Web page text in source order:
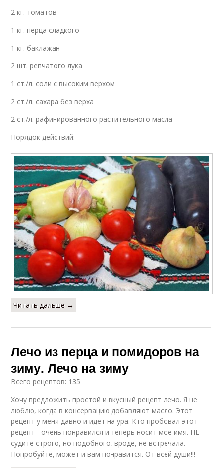
2 кг. томатов
1 кг. перца сладкого
1 кг. баклажан
2 шт. репчатого лука
1 ст./л. соли с высоким верхом
2 ст./л. сахара без верха
2 ст./л. рафинированного растительного масла
Порядок действий:
Читать дальше →
Лечо из перца и помидоров на
зиму. Лечо на зиму
Всего рецептов: 135
Хочу предложить простой и вкусный рецепт лечо. Я не
люблю, когда в консервацию добавляют масло. Этот
рецепт у меня давно и идет на ура. Кто пробовал этот
рецепт - очень понравился и теперь носит мое имя. НЕ
судите строго, но подобного, вроде, не встречала.
Попробуйте, может и вам понравится. От всей души!!!